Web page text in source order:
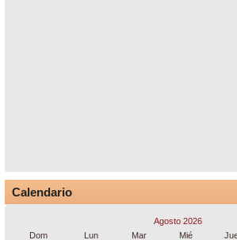
Calendario
Agosto 2026
Dom
Lun Mar Mié